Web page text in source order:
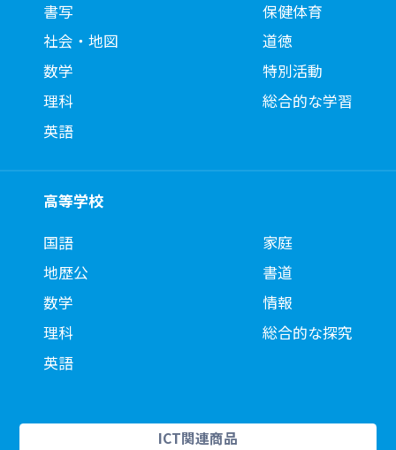
書写
社会・地図
数学
理科
英語
保健体育
道徳
特別活動
総合的な学習
高等学校
国語
地歴公
数学
理科
英語
家庭
書道
情報
総合的な探究
ICT関連商品